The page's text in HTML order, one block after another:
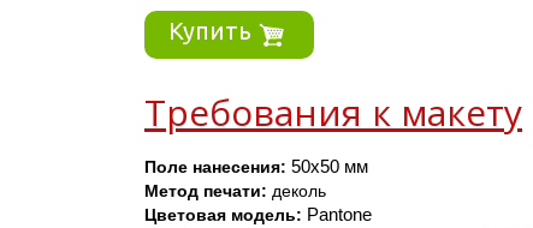
Купить
Требования к макету
Поле нанесения: 50x50 мм
Метод печати: деколь
Цветовая модель: Pantone